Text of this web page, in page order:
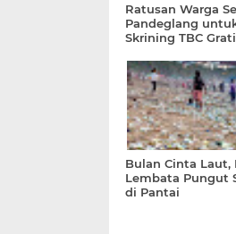
Ratusan Warga
Pandeglang
Skrining TBC
ke-61!
Bulan Cinta Laut,
Lembata Pungut
di Pantai